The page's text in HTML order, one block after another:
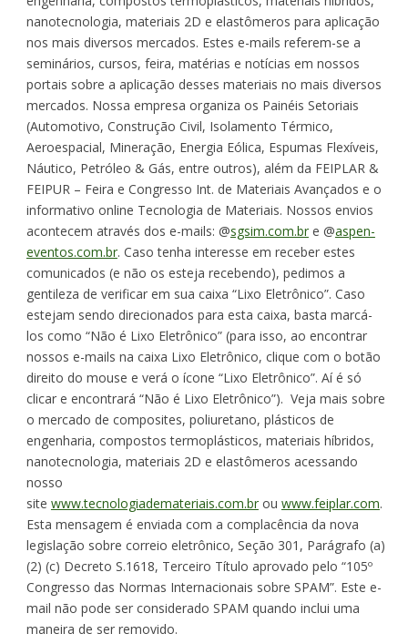
nanotecnologia, materiais 2D e elastômeros para aplicação
nos mais diversos mercados. Estes e-mails referem-se a
seminários, cursos, feira, matérias e notícias em nossos
portais sobre a aplicação desses materiais no mais diversos
mercados. Nossa empresa organiza os Painéis Setoriais
(Automotivo, Construção Civil, Isolamento Térmico,
Aeroespacial, Mineração, Energia Eólica, Espumas Flexíveis,
Náutico, Petróleo & Gás, entre outros), além da FEIPLAR &
FEIPUR – Feira e Congresso Int. de Materiais Avançados e o
informativo online Tecnologia de Materiais. Nossos envios
acontecem através dos e-mails: @sgsim.com.bre @aspen-
eventos.com.br. Caso tenha interesse em receber estes
comunicados (e não os esteja recebendo), pedimos a
gentileza de verificar em sua caixa “Lixo Eletrônico”. Caso
estejam sendo direcionados para esta caixa, basta marcá-
los como “Não é Lixo Eletrônico” (para isso, ao encontrar
nossos e-mails na caixa Lixo Eletrônico, clique com o botão
direito do mouse e verá o ícone “Lixo Eletrônico”. Aí é só
clicar e encontrará “Não é Lixo Eletrônico”). Veja mais sobre
o mercado de composites, poliuretano, plásticos de
engenharia, compostos termoplásticos, materiais híbridos,
nanotecnologia, materiais 2D e elastômeros acessando
nosso
site www.tecnologiademateriais.com.brou www.feiplar.com.
Esta mensagem é enviada com a complacência da nova
legislação sobre correio eletrônico, Seção 301, Parágrafo (a)
(2) (c) Decreto S.1618, Terceiro Título aprovado pelo “105º
Congresso das Normas Internacionais sobre SPAM”. Este e-
mail não pode ser considerado SPAM quando inclui uma
maneira de ser removido.